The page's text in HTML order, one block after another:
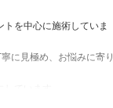
としております。
強や施術を受けることで
を中心に施術していま
に見極め、お悩みに寄り